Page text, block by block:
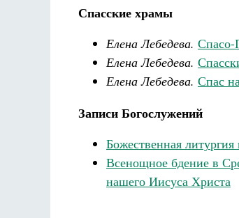
Спасские храмы
Елена Лебедева. Спасо-
Елена Лебедева.
Елена Лебедева. Спас
Записи Богослужений
Божественная
Всенощное бдение в
нашего Иисуса Христа